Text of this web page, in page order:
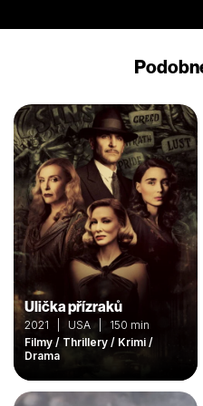
Ulička přízraků
2021 | USA | 150 min
Filmy / Thrillery / Krimi /
Drama